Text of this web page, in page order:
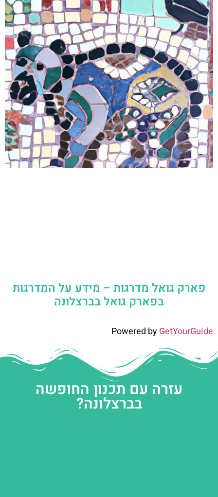
פארק גואל מדרגות – מידע על המדרגות
בפארק גואל בברצלונה
Powered byGetYourGuide
עזרה עם תכנון החופשה
בברצלונה?